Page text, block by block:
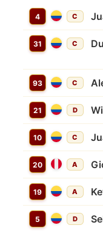
4 C
31 C
93 C
21 D
10 C
20 A
19 A
5 D